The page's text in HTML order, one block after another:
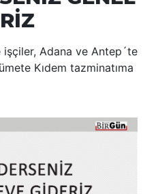
işçiler, Adana ve Antep´te
Kıdem tazminatıma